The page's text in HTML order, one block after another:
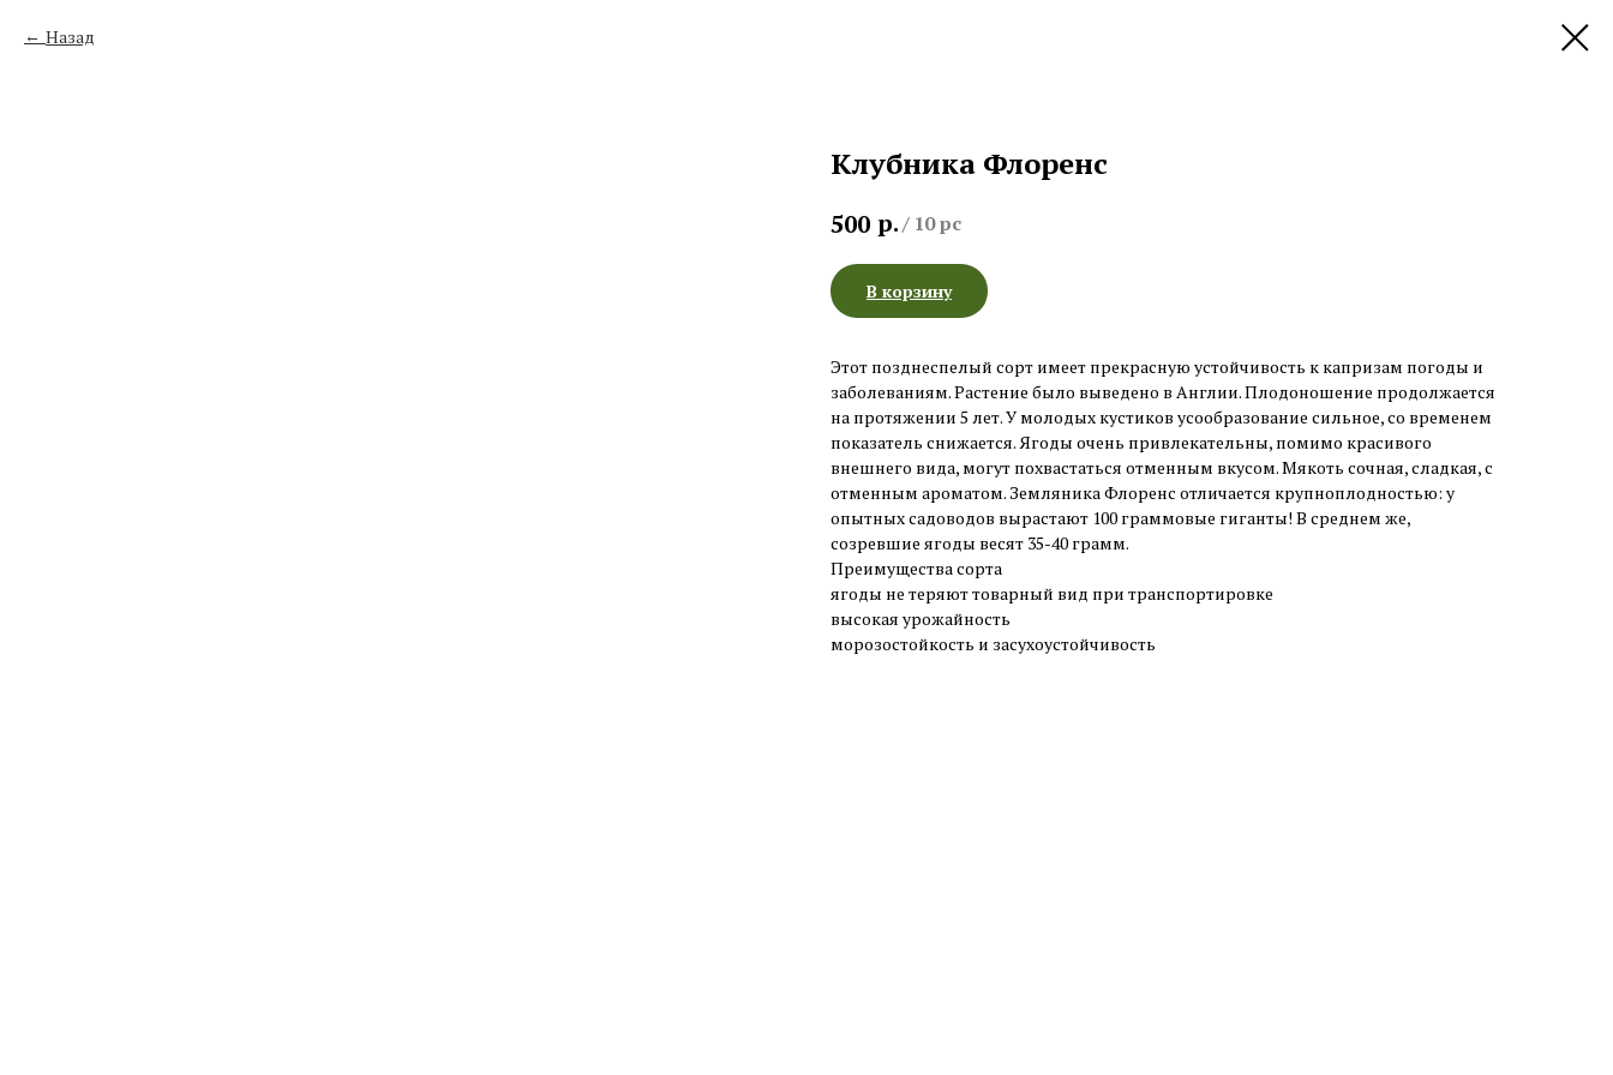
Назад
Клубника Флоренс
500 р./ 10 pc
В корзину
Этот позднеспелый сорт имеет прекрасную устойчивость к капризам погоды и
заболеваниям. Растение было выведено в Англии. Плодоношение продолжается
на протяжении 5 лет. У молодых кустиков усообразование сильное, со временем
показатель снижается. Ягоды очень привлекательны, помимо красивого
внешнего вида, могут похвастаться отменным вкусом. Мякоть сочная, сладкая, с
отменным ароматом. Земляника Флоренс отличается крупноплодностью: у
опытных садоводов вырастают 100 граммовые гиганты! В среднем же,
созревшие ягоды весят 35-40 грамм.
Преимущества сорта
ягоды не теряют товарный вид при транспортировке
высокая урожайность
морозостойкость и засухоустойчивость